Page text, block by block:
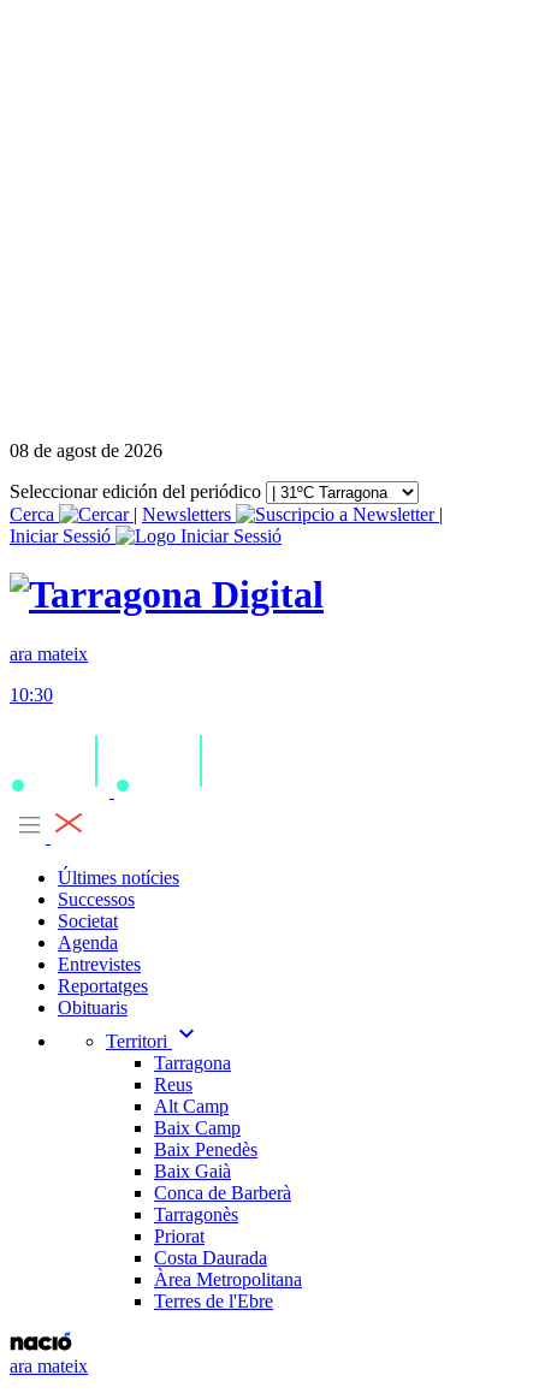
08 de agost de 2026
Seleccionar edición del periódico
Cerca
| Newsletters
|
Iniciar Sessió
ara mateix
10:30
Últimes notícies
Successos
Societat
Agenda
Entrevistes
Reportatges
Obituaris
Territori
expand_more
Tarragona
Reus
Alt Camp
Baix Camp
Baix Penedès
Baix Gaià
Conca de Barberà
Tarragonès
Priorat
Costa Daurada
Àrea Metropolitana
Terres de l'Ebre
ara mateix